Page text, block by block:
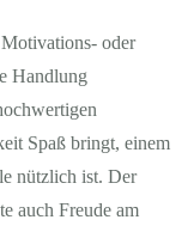
oder
Handlung
Spaß bringt, einem
nützlich ist. Der
auch Freude am